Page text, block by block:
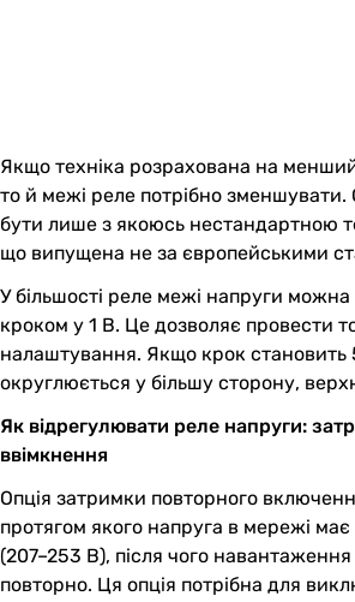
Якщо техніка розрахована на
то й межі реле потрібно
бути лише з якоюсь нестандартною
що випущена не за європейськими
У більшості реле межі напруги
кроком у 1 В. Це дозволяє провести
налаштування. Якщо крок
округлюється у більшу сторону,
Як відрегулювати реле напруги:
ввімкнення
Опція затримки повторного
протягом якого напруга в мережі має
(207–253 В), після чого
повторно. Ця опція потрібна для